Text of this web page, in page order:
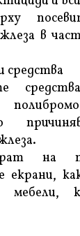
в
средства
на
екрани,
мебели,